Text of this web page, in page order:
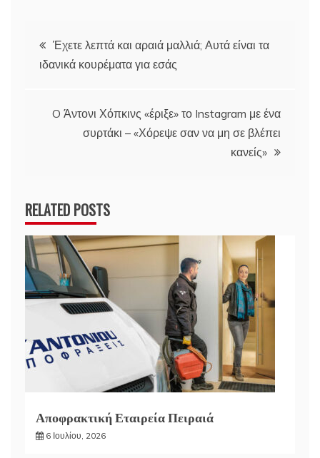
Πλοήγηση
άρθρων
Έχετε λεπτά και αραιά μαλλιά; Αυτά είναι τα
ιδανικά κουρέματα για εσάς
O Άντονι Χόπκινς «έριξε» το Instagram με ένα
συρτάκι – «Χόρεψε σαν να μη σε βλέπει
κανείς»
RELATED POSTS
Αποφρακτική Εταιρεία Πειραιά
6 Ιουλίου, 2026